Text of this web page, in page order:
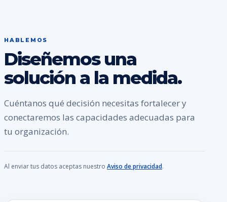
HABLEMOS
Diseñemos una
solución a la medida.
Cuéntanos qué decisión necesitas fortalecer y
conectaremos las capacidades adecuadas para
tu organización.
Al enviar tus datos aceptas nuestro Aviso de privacidad.